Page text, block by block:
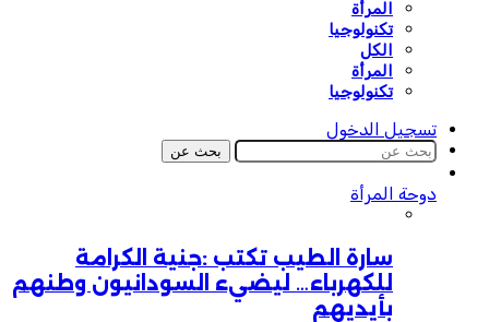
المرأة
تكنولوجيا
الكل
المرأة
تكنولوجيا
تسجيل الدخول
بحث عن
دوحة المرأة
سارة الطيب تكتب :جنية الكرامة
للكهرباء… ليضيء السودانيون وطنهم
بأيديهم